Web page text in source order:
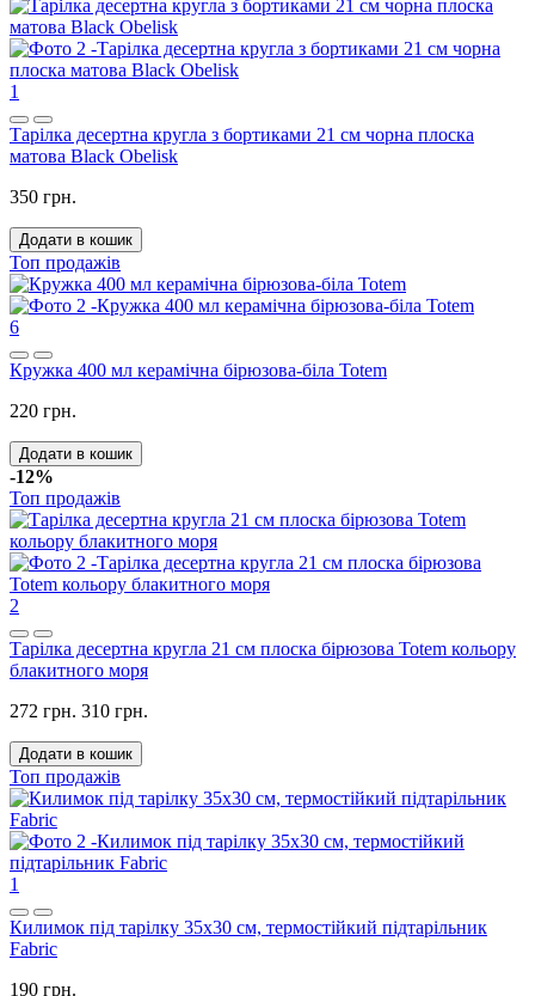
1
Тарілка десертна кругла з бортиками 21 см чорна плоска
матова Black Obelisk
350 грн.
Додати в кошик
Топ продажів
6
Кружка 400 мл керамічна бірюзова-біла Totem
220 грн.
Додати в кошик
-12%
Топ продажів
2
Тарілка десертна кругла 21 см плоска бірюзова Totem кольору
блакитного моря
272 грн. 310 грн.
Додати в кошик
Топ продажів
1
Килимок під тарілку 35x30 см, термостійкий підтарільник
Fabric
190 грн.